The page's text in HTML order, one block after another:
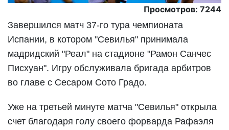
Просмотров: 7244
Завершился матч 37-го тура чемпионата
Испании, в котором "Севилья" принимала
мадридский "Реал" на стадионе "Рамон Санчес
Писхуан". Игру обслуживала бригада арбитров
во главе с Сесаром Сото Градо.
Уже на третьей минуте матча "Севилья" открыла
счет благодаря голу своего форварда Рафаэля